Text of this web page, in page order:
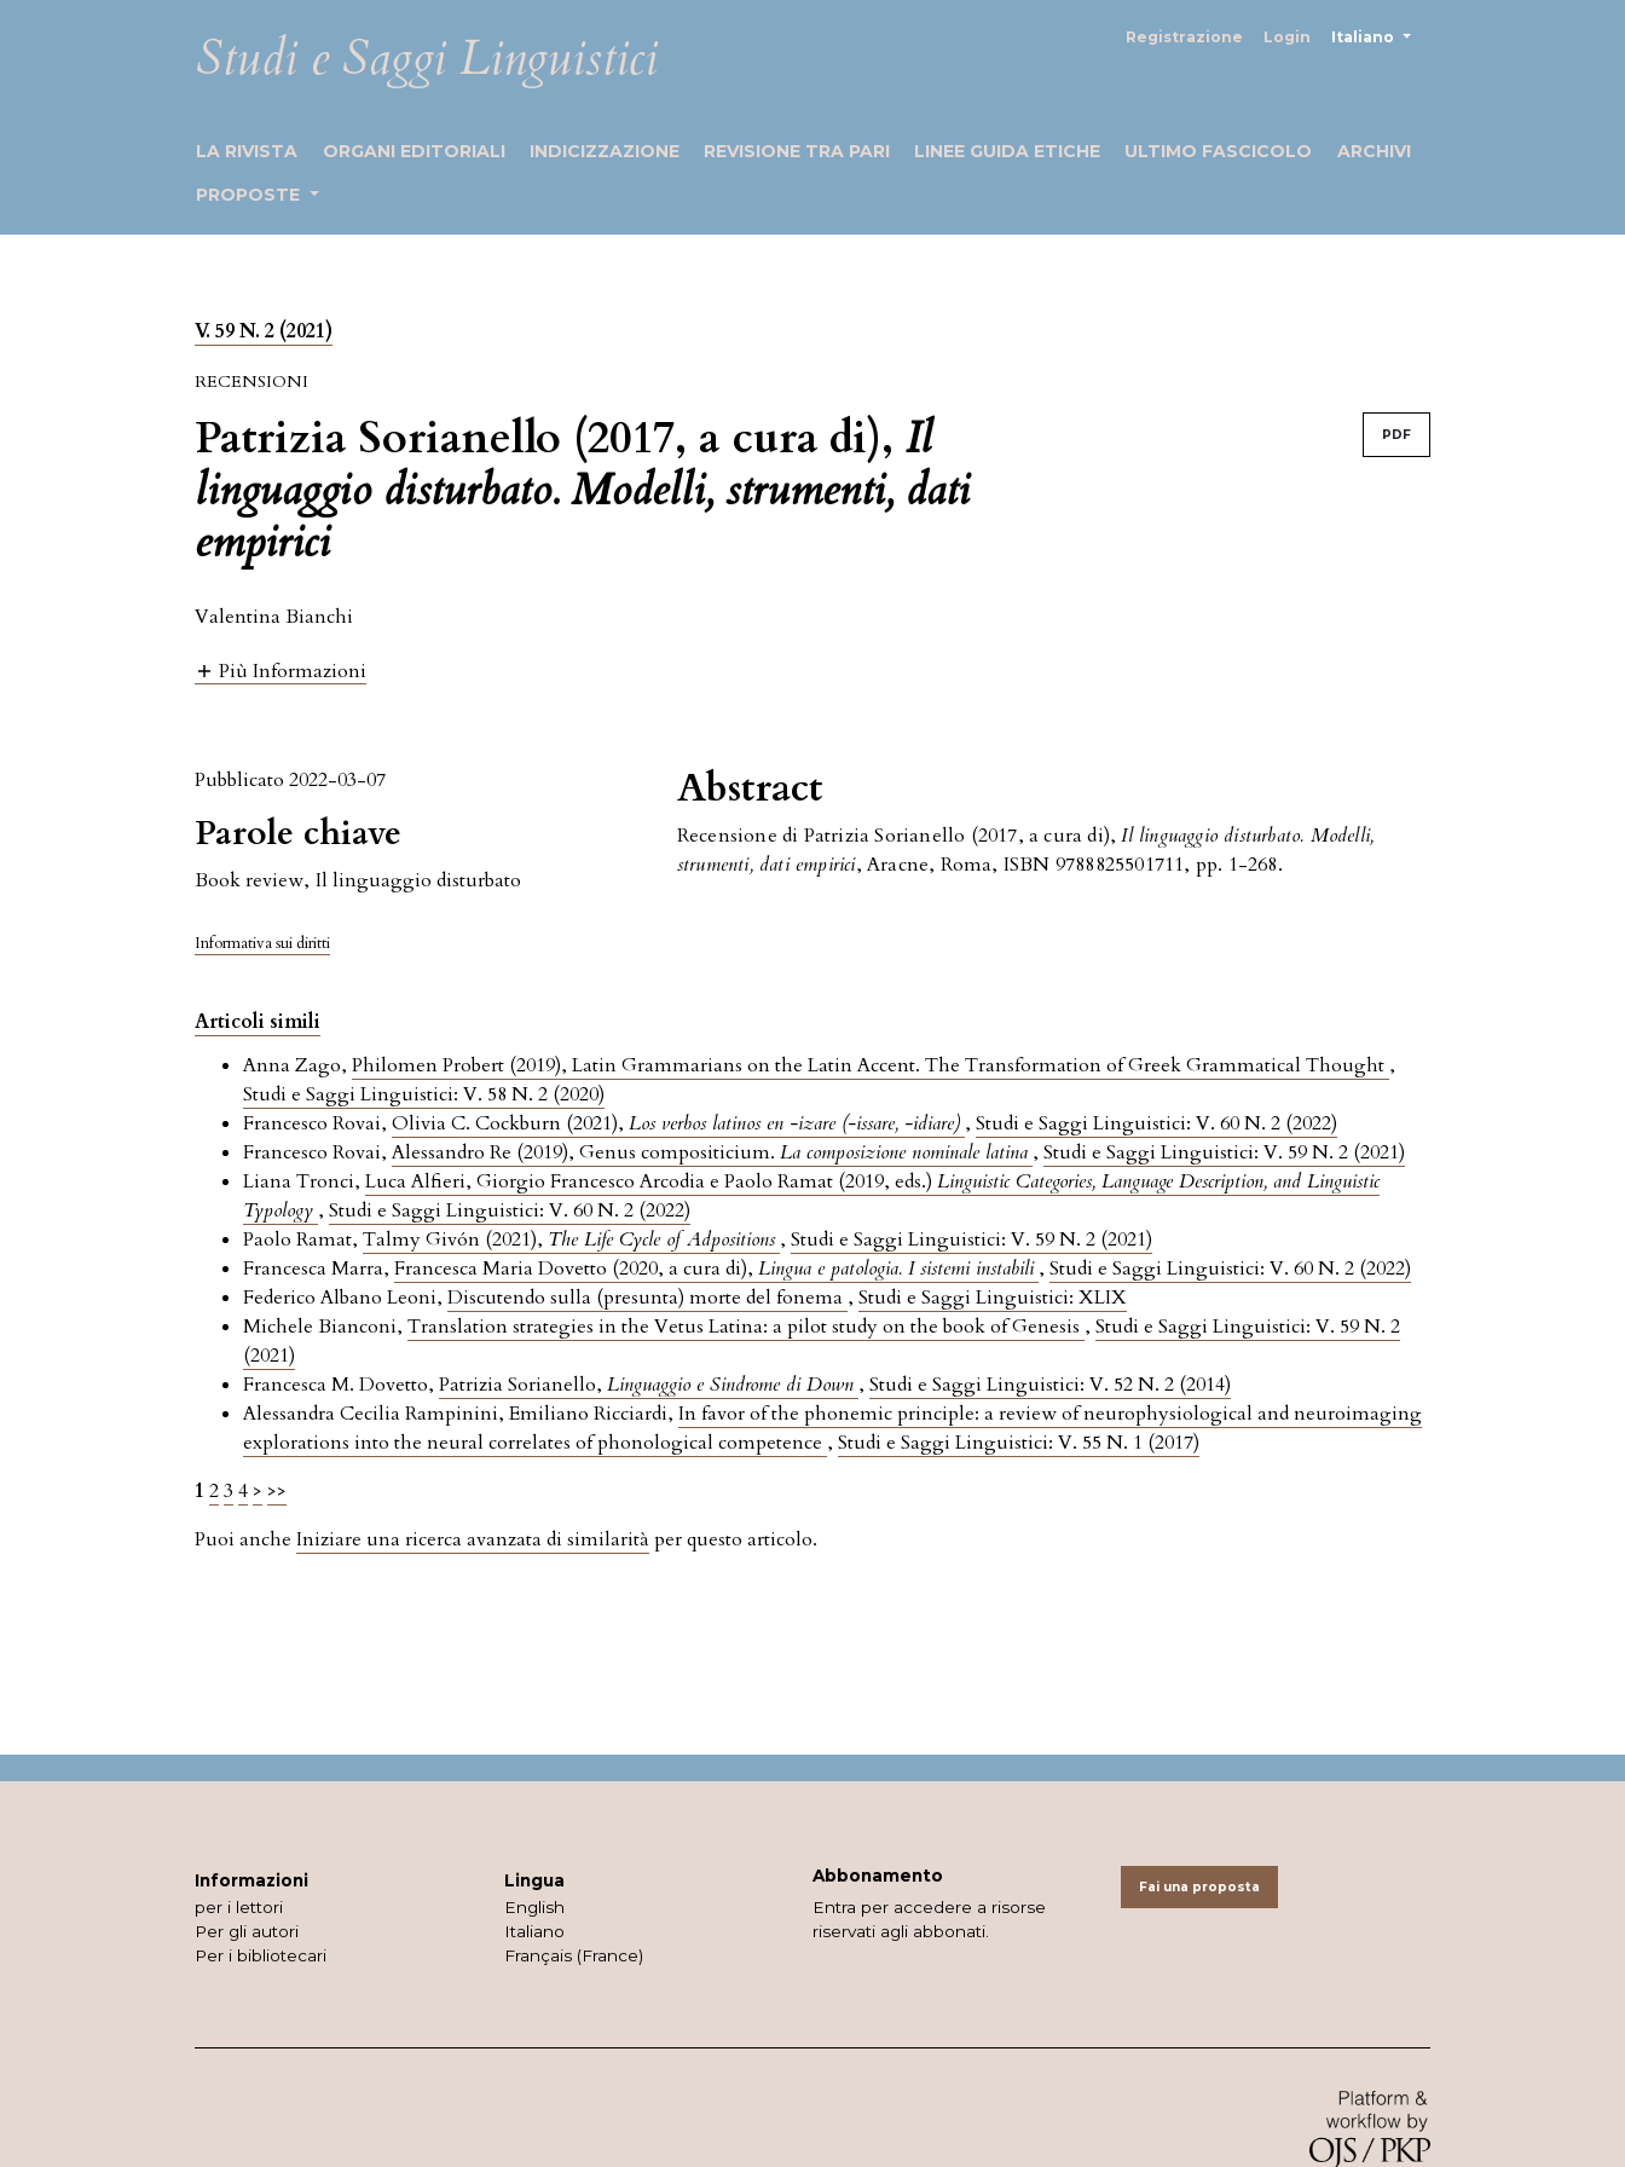
Studi e Saggi Linguistici Registrazione Login Italiano
LA RIVISTA ORGANI EDITORIALI INDICIZZAZIONE REVISIONE TRA PARI LINEE GUIDA ETICHE ULTIMO FASCICOLO
ARCHIVI
PROPOSTE
V. 59 N. 2 (2021)
RECENSIONI
Patrizia Sorianello (2017, a cura di),Il
linguaggio disturbato. Modelli, strumenti, dati
empirici
PDF
Valentina Bianchi
Più Informazioni
Pubblicato 2022-03-07
Parole chiave
Book review, Il linguaggio disturbato
Informativa sui diritti
Abstract
Recensione di Patrizia Sorianello (2017, a cura di),Il linguaggio disturbato. Modelli,
strumenti, dati empirici, Aracne, Roma, ISBN 9788825501711, pp. 1-268.
Articoli simili
Anna Zago,Philomen Probert (2019), Latin Grammarians on the Latin Accent. The Transformation of Greek Grammatical Thought ,
Studi e Saggi Linguistici: V. 58 N. 2 (2020)
Francesco Rovai,Olivia C. Cockburn (2021),Los verbos latinos en -izare (-issare, -idiare) ,Studi e Saggi Linguistici: V. 60 N. 2 (2022)
Francesco Rovai,Alessandro Re (2019), Genus compositicium.La composizione nominale latina ,Studi e Saggi Linguistici: V. 59 N. 2 (2021)
Liana Tronci,Luca Alfieri, Giorgio Francesco Arcodia e Paolo Ramat (2019, eds.)Linguistic Categories, Language Description, and Linguistic
Typology ,Studi e Saggi Linguistici: V. 60 N. 2 (2022)
Paolo Ramat,Talmy Givón (2021), The Life Cycle of Adpositions ,Studi e Saggi Linguistici: V. 59 N. 2 (2021)
Francesca Marra,Francesca Maria Dovetto (2020, a cura di),Lingua e patologia. I sistemi instabili ,Studi e Saggi Linguistici: V. 60 N. 2 (2022)
Federico Albano Leoni,Discutendo sulla (presunta) morte del fonema ,Studi e Saggi Linguistici: XLIX
Michele Bianconi,Translation strategies in the Vetus Latina: a pilot study on the book of Genesis ,Studi e Saggi Linguistici: V. 59 N. 2
(2021)
Francesca M. Dovetto,Patrizia Sorianello,Linguaggio e Sindrome di Down ,Studi e Saggi Linguistici: V. 52 N. 2 (2014)
Alessandra Cecilia Rampinini, Emiliano Ricciardi,In favor of the phonemic principle: a review of neurophysiological and neuroimaging
explorations into the neural correlates of phonological competence ,Studi e Saggi Linguistici: V. 55 N. 1 (2017)
1 23 4 > >>
Puoi ancheIniziare una ricerca avanzata di similarità per questo articolo.
Informazioni
per i lettori
Per gli autori
Per i bibliotecari
Lingua
English
Italiano
Français (France)
Abbonamento
Entra per accedere a risorse
riservati agli abbonati.
Fai una proposta